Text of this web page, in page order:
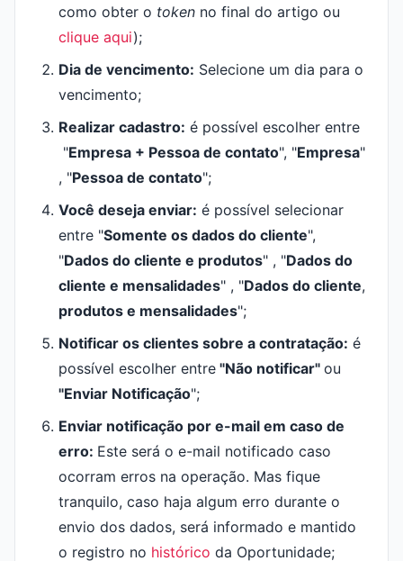
como obter o token no final do artigo ou
clique aqui);
Dia de vencimento: Selecione um dia para o
vencimento;
Realizar cadastro: é possível escolher entre
"Empresa + Pessoa de contato", "Empresa"
, "Pessoa de contato";
Você deseja enviar: é possível selecionar
entre "Somente os dados do cliente",
"Dados do cliente e produtos" , "Dados do
cliente e mensalidades" , "Dados do cliente,
produtos e mensalidades";
Notificar os clientes sobre a contratação: é
possível escolher entre "Não notificar" ou
"Enviar Notificação";
Enviar notificação por e-mail em caso de
erro: Este será o e-mail notificado caso
ocorram erros na operação. Mas fique
tranquilo, caso haja algum erro durante o
envio dos dados, será informado e mantido
o registro no histórico da Oportunidade;